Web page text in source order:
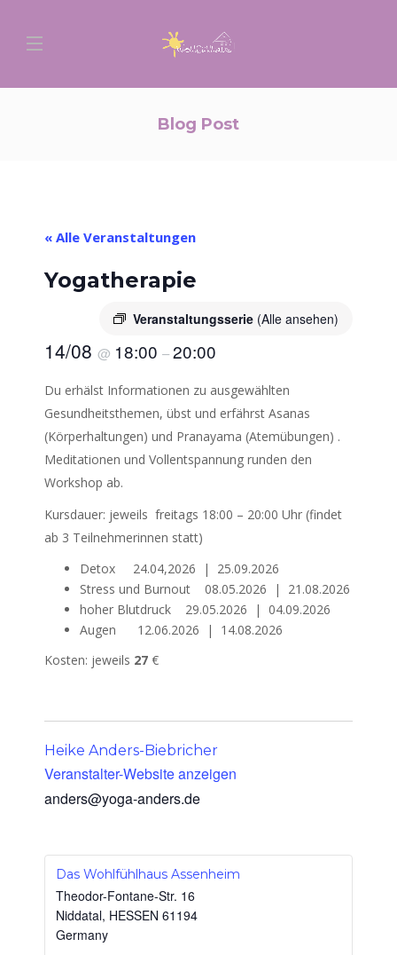
Blog Post
« Alle Veranstaltungen
Yogatherapie
Veranstaltungsserie (Alle ansehen)
14/08 @ 18:00 –20:00
Du erhälst Informationen zu ausgewählten
Gesundheitsthemen, übst und erfährst Asanas
(Körperhaltungen) und Pranayama (Atemübungen) .
Meditationen und Vollentspannung runden den
Workshop ab.
Kursdauer: jeweils freitags 18:00 – 20:00 Uhr (findet
ab 3 Teilnehmerinnen statt)
Detox 24.04,2026 | 25.09.2026
Stress und Burnout 08.05.2026 | 21.08.2026
hoher Blutdruck 29.05.2026 | 04.09.2026
Augen 12.06.2026 | 14.08.2026
Kosten: jeweils 27 €
Heike Anders-Biebricher
Veranstalter-Website anzeigen
anders@yoga-anders.de
Das Wohlfühlhaus Assenheim
Theodor-Fontane-Str. 16
Niddatal, HESSEN 61194
Germany